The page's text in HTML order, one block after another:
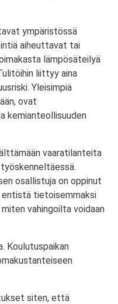
ympäristössä
aiheuttavat tai
lämpösäteilyä
liittyy aina
Yleisimpiä
ovat
kemianteollisuuden
vaaratilanteita
osallistuja on oppinut
entistä tietoisemmaksi
vahingoilta voidaan
Koulutuspaikan
siten, että